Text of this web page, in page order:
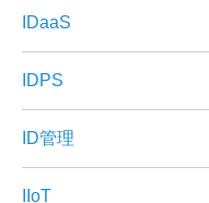
IDaaS
IDPS
ID管理
IIoT